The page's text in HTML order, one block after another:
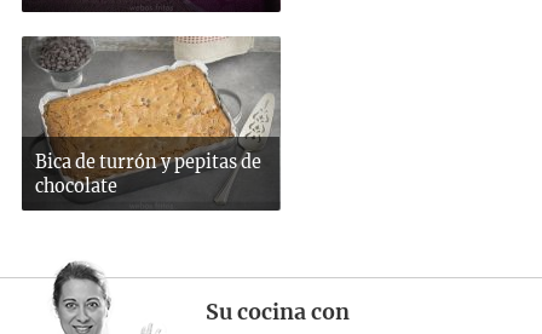
Bica de turrón y pepitas de
chocolate
Su cocina con